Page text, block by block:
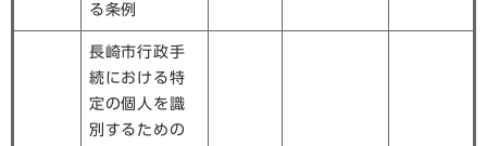
る条例
長崎市行政手
続における特
定の個人を識
別するための